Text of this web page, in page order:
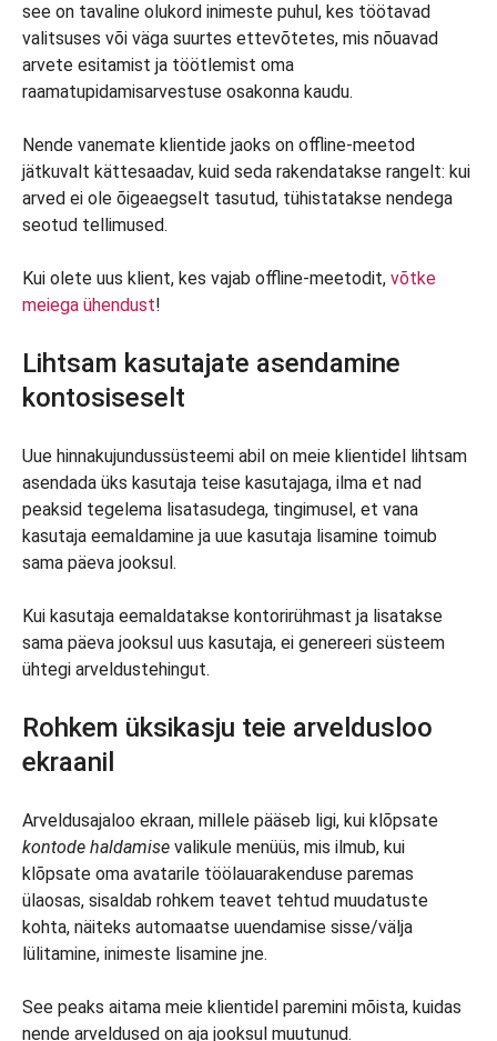
see on tavaline olukord inimeste puhul, kes töötavad
valitsuses või väga suurtes ettevõtetes, mis nõuavad
arvete esitamist ja töötlemist oma
raamatupidamisarvestuse osakonna kaudu.
Nende vanemate klientide jaoks on offline-meetod
jätkuvalt kättesaadav, kuid seda rakendatakse rangelt: kui
arved ei ole õigeaegselt tasutud, tühistatakse nendega
seotud tellimused.
Kui olete uus klient, kes vajab offline-meetodit, võtke
meiega ühendust!
Lihtsam kasutajate asendamine
kontosiseselt
Uue hinnakujundussüsteemi abil on meie klientidel lihtsam
asendada üks kasutaja teise kasutajaga, ilma et nad
peaksid tegelema lisatasudega, tingimusel, et vana
kasutaja eemaldamine ja uue kasutaja lisamine toimub
sama päeva jooksul.
Kui kasutaja eemaldatakse kontorirühmast ja lisatakse
sama päeva jooksul uus kasutaja, ei genereeri süsteem
ühtegi arveldustehingut.
Rohkem üksikasju teie arveldusloo
ekraanil
Arveldusajaloo ekraan, millele pääseb ligi, kui klõpsate
kontode haldamise valikule menüüs, mis ilmub, kui
klõpsate oma avatarile töölauarakenduse paremas
ülaosas, sisaldab rohkem teavet tehtud muudatuste
kohta, näiteks automaatse uuendamise sisse/välja
lülitamine, inimeste lisamine jne.
See peaks aitama meie klientidel paremini mõista, kuidas
nende arveldused on aja jooksul muutunud.